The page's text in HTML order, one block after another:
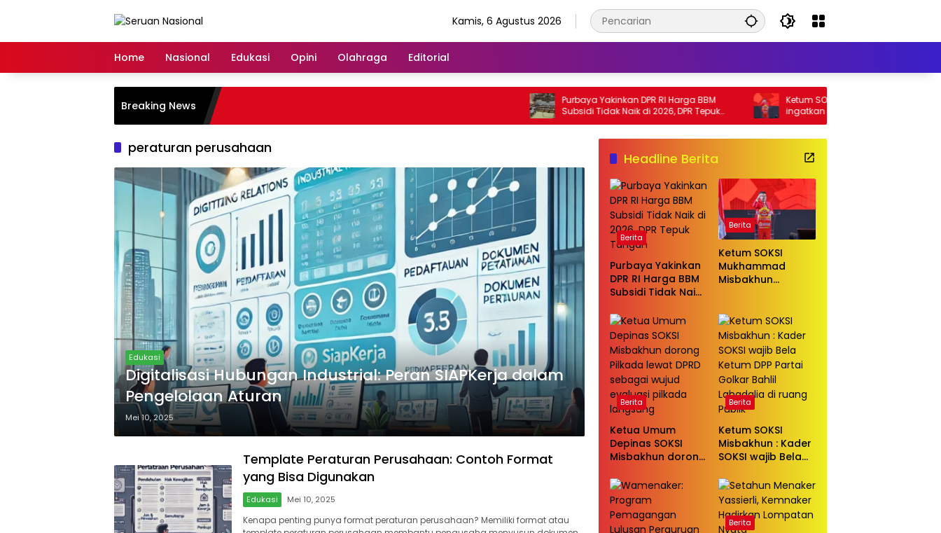
Kamis, 6 Agustus 2026
Home Nasional Edukasi Opini Olahraga Editorial
Breaking News
Purbaya Yakinkan DPR RI Harga BBM
Subsidi Tidak Naik di 2026, DPR Tepuk
Tangan
Ketum SOKSI Mukhammad Misbakhun
ingatkan berbagai pihak untuk
menghentikan serangan bersifat pribadi
peraturan perusahaan
Edukasi
Digitalisasi Hubungan Industrial: Peran SIAPKerja dalam
Pengelolaan Aturan
Mei 10, 2025
Template Peraturan Perusahaan: Contoh Format
yang Bisa Digunakan
Edukasi Mei 10, 2025
Kenapa penting punya format peraturan perusahaan? Memiliki format atau
Headline Berita
Berita
Purbaya Yakinkan
DPR RI Harga BBM
Subsidi Tidak Naik
Tangan
Berita
Ketum SOKSI
Mukhammad
Misbakhun
menghentikan
serangan bersifat
pribadi kepada
Ketua Golkar
Bahlil Lahadalia
Berita
Ketua Umum
Depinas SOKSI
Misbakhun dorong
sebagai wujud
evaluasi pilkada
langsung
Berita
Ketum SOKSI
Misbakhun : Kader
SOKSI wajib Bela
Golkar Bahlil
Lahadalia di ruang
Publik
Berita